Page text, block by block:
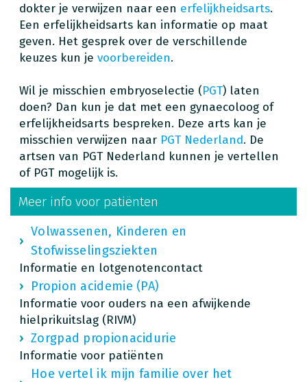
dokter je verwijzen naar een erfelijkheidsarts.
Een erfelijkheidsarts kan informatie op maat
geven. Het gesprek over de verschillende
keuzes kun je voorbereiden.
Wil je misschien embryoselectie (PGT) laten
doen? Dan kun je dat met een gynaecoloog of
erfelijkheidsarts bespreken. Deze arts kan je
misschien verwijzen naar PGT Nederland. De
artsen van PGT Nederland kunnen je vertellen
of PGT mogelijk is.
Meer info voor patiënten
Volwassenen, Kinderen en
Stofwisselingsziekten
Informatie en lotgenotencontact
Propion acidemie (PA)
Informatie voor ouders na een afwijkende
hielprikuitslag (RIVM)
Zorgpad propionacidurie
Informatie voor patiënten
Hoe vertel ik mijn familie over het